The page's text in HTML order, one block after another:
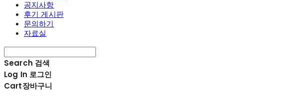
공지사항
후기 게시판
문의하기
자료실
Search 검색
Log In 로그인
Cart장바구니